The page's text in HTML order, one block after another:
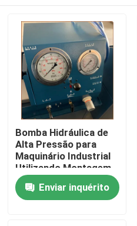
Para casa
Produtos
Bomba Hidráulica de
Alta Pressão para
Maquinário Industrial
Utilizando Montagem
em Flange ou Base
para Operação
Industrial
Enviar inquérito